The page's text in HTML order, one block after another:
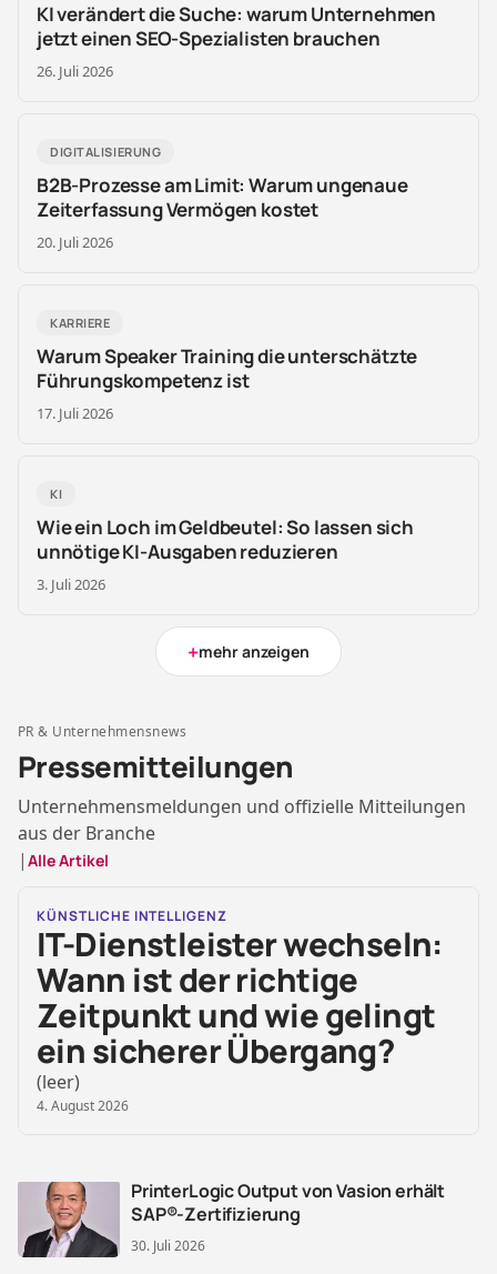
KI verändert die Suche: warum Unternehmen
jetzt einen SEO-Spezialisten brauchen
26. Juli 2026
DIGITALISIERUNG
B2B-Prozesse am Limit: Warum ungenaue
Zeiterfassung Vermögen kostet
20. Juli 2026
KARRIERE
Warum Speaker Training die unterschätzte
Führungskompetenz ist
17. Juli 2026
KI
Wie ein Loch im Geldbeutel: So lassen sich
unnötige KI-Ausgaben reduzieren
3. Juli 2026
+mehr anzeigen
PR & Unternehmensnews
Pressemitteilungen
Unternehmensmeldungen und offizielle Mitteilungen
aus der Branche
| Alle Artikel
KÜNSTLICHE INTELLIGENZ
IT-Dienstleister wechseln:
Wann ist der richtige
Zeitpunkt und wie gelingt
ein sicherer Übergang?
(leer)
4. August 2026
PrinterLogic Output von Vasion erhält
SAP®-Zertifizierung
30. Juli 2026